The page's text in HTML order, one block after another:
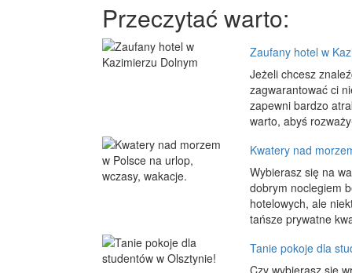
Przeczytać warto:
Zaufany hotel w
Jeżeli chcesz
zagwarantować ci
zapewni bardzo
warto, abyś
Kwatery nad
Wybierasz się na
dobrym noclegiem
hotelowych, ale
tańsze prywatne
Tanie pokoje dla
Czy wybierasz się